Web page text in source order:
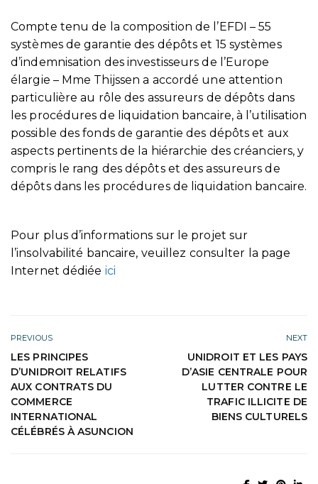
Compte tenu de la composition de l’EFDI – 55
systèmes de garantie des dépôts et 15 systèmes
d’indemnisation des investisseurs de l’Europe
élargie – Mme Thijssen a accordé une attention
particulière au rôle des assureurs de dépôts dans
les procédures de liquidation bancaire, à l’utilisation
possible des fonds de garantie des dépôts et aux
aspects pertinents de la hiérarchie des créanciers, y
compris le rang des dépôts et des assureurs de
dépôts dans les procédures de liquidation bancaire.
Pour plus d’informations sur le projet sur
l’insolvabilité bancaire, veuillez consulter la page
Internet dédiée ici
PREVIOUS
LES PRINCIPES
D’UNIDROIT RELATIFS
AUX CONTRATS DU
COMMERCE
INTERNATIONAL
CÉLÉBRÉS À ASUNCION
NEXT
UNIDROIT ET LES PAYS
D’ASIE CENTRALE POUR
LUTTER CONTRE LE
TRAFIC ILLICITE DE
BIENS CULTURELS